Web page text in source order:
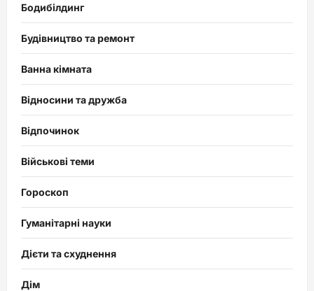
Бодибілдинг
Будівництво та ремонт
Ванна кімната
Відносини та дружба
Відпочинок
Військові теми
Гороскоп
Гуманітарні науки
Дієти та схуднення
Дім